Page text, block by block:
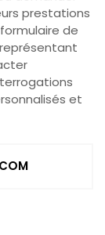
prestations
de
et